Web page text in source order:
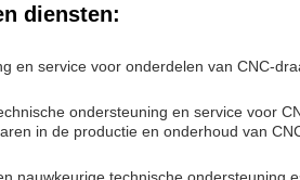
diensten:
en service voor onderdelen van CNC-
ondersteuning en service voor
in de productie en onderhoud van